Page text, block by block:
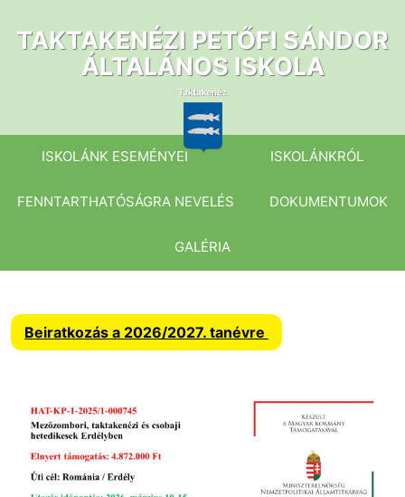
tartalomhoz
TAKTAKENÉZI PETŐFI SÁNDOR
ÁLTALÁNOS ISKOLA
ISKOLÁNK ESEMÉNYEI ISKOLÁNKRÓL
FENNTARTHATÓSÁGRA NEVELÉS DOKUMENTUMOK
GALÉRIA
Beiratkozás a 2026/2027. tanévre